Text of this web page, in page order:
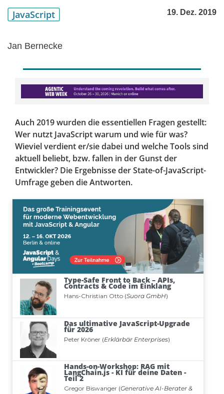
JavaScript 19. Dez. 2019
Jan Bernecke
Auch 2019 wurden die essentiellen Fragen gestellt:
Wer nutzt JavaScript warum und wie für was?
Wieviel verdient er/sie dabei und welche Tools sind
aktuell beliebt, bzw. fallen in der Gunst der
Entwickler? Die Ergebnisse der State-of-JavaScript-
Umfrage geben die Antworten.